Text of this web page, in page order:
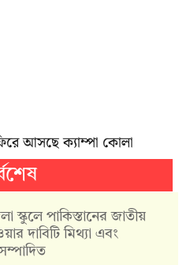
আসছে ক্যাম্পা কোলা
স্কুলে পাকিস্তানের জাতীয়
দাবিটি মিথ্যা এবং